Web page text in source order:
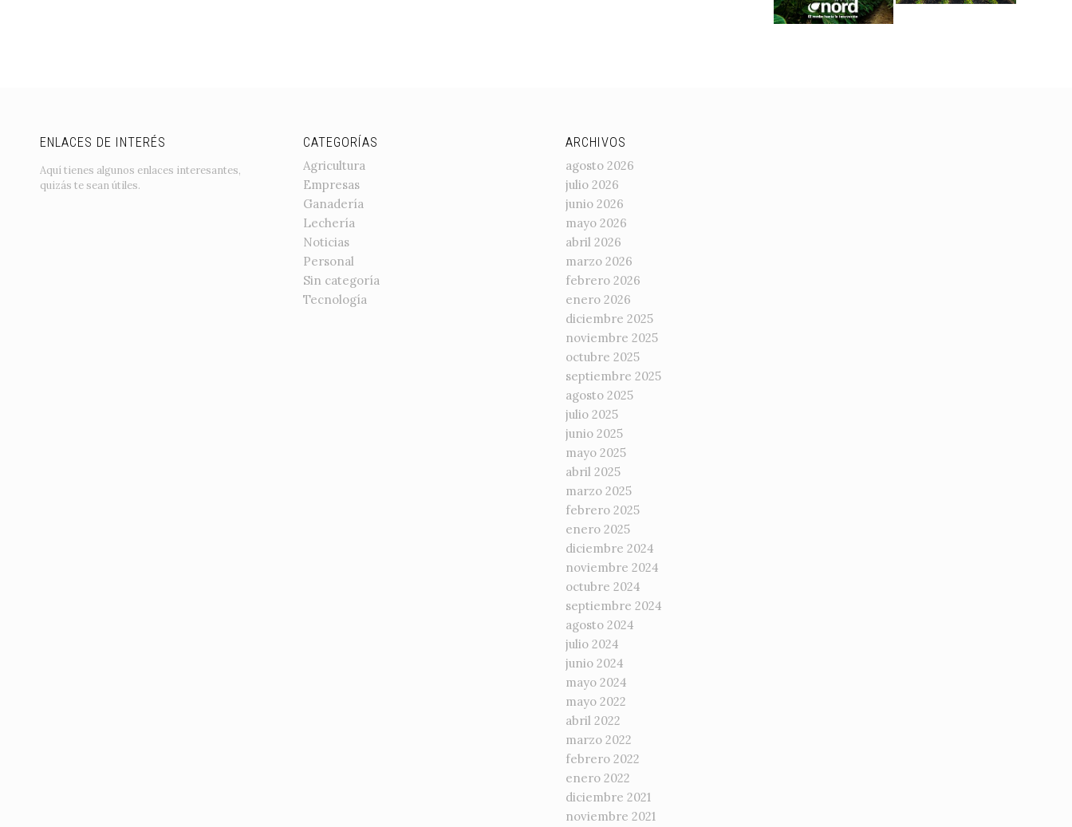
ENLACES DE INTERÉS
Aquí tienes algunos enlaces interesantes,
quizás te sean útiles.
CATEGORÍAS
Agricultura
Empresas
Ganadería
Lechería
Noticias
Personal
Sin categoría
Tecnología
ARCHIVOS
agosto 2026
julio 2026
junio 2026
mayo 2026
abril 2026
marzo 2026
febrero 2026
enero 2026
diciembre 2025
noviembre 2025
octubre 2025
septiembre 2025
agosto 2025
julio 2025
junio 2025
mayo 2025
abril 2025
marzo 2025
febrero 2025
enero 2025
diciembre 2024
noviembre 2024
octubre 2024
septiembre 2024
agosto 2024
julio 2024
junio 2024
mayo 2024
mayo 2022
abril 2022
marzo 2022
febrero 2022
enero 2022
diciembre 2021
noviembre 2021